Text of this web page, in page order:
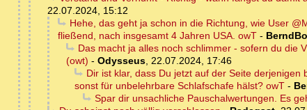
22.07.2024, 15:12
Hehe, das geht ja schon in die Richtung, wie User
fließend, nach insgesamt 4 Jahren USA. owT -
Das macht ja alles noch schlimmer - sofern du die
(owt) - Odysseus, 22.07.2024, 17:46
Dir ist klar, dass Du jetzt auf der Seite
sonst für unbelehrbare Schlafschafe hälst? owT -
Spar dir unsachliche Pauschalwertungen. Es